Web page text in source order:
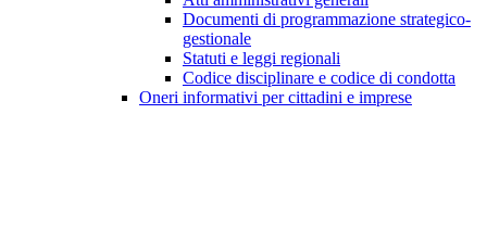
Documenti di programmazione strategico-
gestionale
Statuti e leggi regionali
Codice disciplinare e codice di condotta
Oneri informativi per cittadini e imprese